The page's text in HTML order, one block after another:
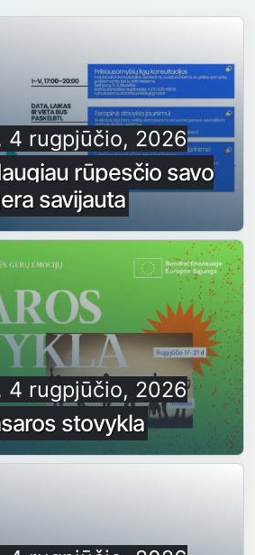
4 rugpjūčio, 2026
rūpesčio savo
savijauta
4 rugpjūčio, 2026
stovykla